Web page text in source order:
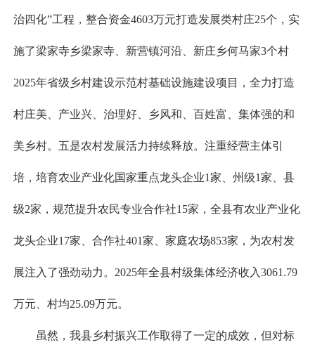
治四化”工程，整合资金4603万元打造发展类村庄25个，实
施了梁家寺乡梁家寺、新营镇河沿、新庄乡何马家3个村
2025年省级乡村建设示范村基础设施建设项目，全力打造
村庄美、产业兴、治理好、乡风和、百姓富、集体强的和
美乡村。五是农村发展活力持续释放。注重经营主体引
培，培育农业产业化国家重点龙头企业1家、州级1家、县
级2家，规范提升农民专业合作社15家，全县有农业产业化
龙头企业17家、合作社401家、家庭农场853家，为农村发
展注入了强劲动力。2025年全县村级集体经济收入3061.79
万元、村均25.09万元。
虽然，我县乡村振兴工作取得了一定的成效，但对标